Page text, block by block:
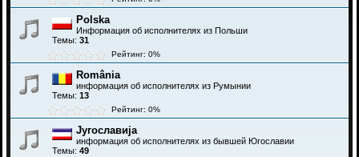
Polska
Информация об исполнителях из Польши
Темы: 31
Рейтинг: 0%
România
информация об исполнителях из Румынии
Темы: 13
Рейтинг: 0%
Југославија
информация об исполнителях из бывшей Югославии
Темы: 49